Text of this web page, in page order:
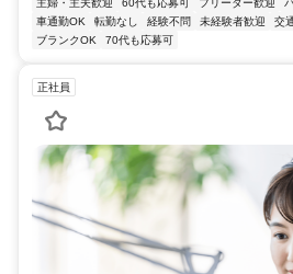
主婦・主夫歓迎 60代も応募可 フリーター歓迎
車通勤OK
転勤なし 経験不問 未経験者歓迎 交
ブランクOK
70代も応募可
正社員